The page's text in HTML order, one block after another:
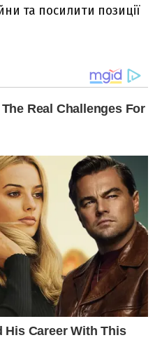
та посилити позиції